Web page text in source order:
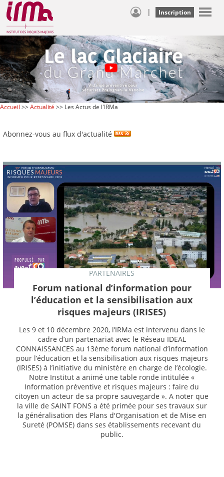
| Inscription
Accueil >>Actualité >> Les Actus de l'IRMa
Abonnez-vous au flux d'actualité
PARTENAIRES
Forum national d’information pour
l’éducation et la sensibilisation aux
risques majeurs (IRISES)
Les 9 et 10 décembre 2020, l’IRMa est intervenu dans le
cadre d’un partenariat avec le Réseau IDEAL
CONNAISSANCES au 13ème forum national d’information
pour l’éducation et la sensibilisation aux risques majeurs
(IRISES) à l’initiative du ministère en charge de l’écologie.
Notre Institut a animé une table ronde intitulée «
Information préventive et risques majeurs : faire du
citoyen un acteur de sa propre sauvegarde ». A noter que
la ville de SAINT FONS a été primée pour ses travaux sur
la généralisation des Plans d'Organisation et de Mise en
Sureté (POMSE) dans ses établissements recevant du
public.